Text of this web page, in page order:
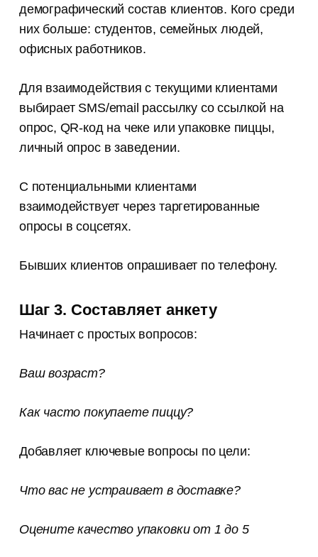
демографический состав клиентов. Кого среди
них больше: студентов, семейных людей,
офисных работников.
Для взаимодействия с текущими клиентами
выбирает SMS/email рассылку со ссылкой на
опрос, QR-код на чеке или упаковке пиццы,
личный опрос в заведении.
С потенциальными клиентами
взаимодействует через таргетированные
опросы в соцсетях.
Бывших клиентов опрашивает по телефону.
Шаг 3. Составляет анкету
Начинает с простых вопросов:
Ваш возраст?
Как часто покупаете пиццу?
Добавляет ключевые вопросы по цели:
Что вас не устраивает в доставке?
Оцените качество упаковки от 1 до 5